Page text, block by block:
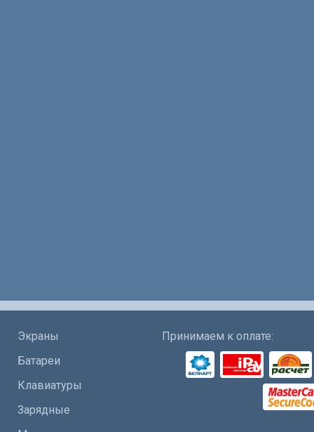
Экраны
Батареи
Клавиатуры
Зарядные
Принимаем к оплате: